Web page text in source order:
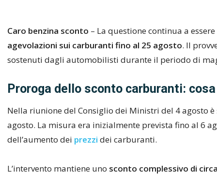
Caro benzina sconto – La questione continua a
agevolazioni sui carburanti fino al 25 agosto. Il
sostenuti dagli automobilisti durante il periodo di
Proroga dello sconto carburanti:
Nella riunione del Consiglio dei Ministri del 4 agosto
agosto. La misura era inizialmente prevista fino al 6
dell’aumento dei prezzi dei carburanti.
L’intervento mantiene uno sconto complessivo di